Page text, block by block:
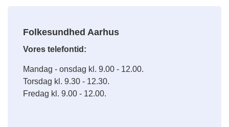
Folkesundhed Aarhus
Vores telefontid:
Mandag - onsdag kl. 9.00 - 12.00.
Torsdag kl. 9.30 - 12.30.
Fredag kl. 9.00 - 12.00.